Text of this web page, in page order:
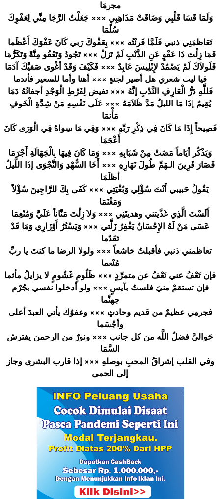
مجرمَا
وَلَمَا قَسَا قَلْبِي وَضَاقَتْ مَذَاهِبِي ××× جَعَلْتُ الرَّجَا مِنِّي لِعَفْوِكَ
سُلّمَا
تَعَاظمَنِي ذنبي فَلَمَّا قَرنْتُه ××× بِعَفْوكَ رَبي كَانَ عَفْوَكَ أَعْظَما
فَمَا زِلْتَ ذَا عَفْوٍ عَنِ الذَّنْبِ لَمْ تَزَلْ ××× تَجُودُ وَتَعْفُو مِنَّةً وَتَكَرُّمَا
فَلَولاَكَلَمْ يَصْمُدْ لإِبْلِيسَ عَابِدٌ ××× فَكَيْفَ وَقَدْ أغْوى صَفيَّكَ آدَمَا
فيا ليت شعري هل أصير لجنةٍ ××× أهنا وأما للسعير فأندما
فَللَّهِ دَرُّ الْعَارِفِ النَّدْبِ إنَّهُ ××× تفيض لِفَرْطِ الْوَجْدِ أجفانُهُ دَمَا
يُقِيمُ إذَا مَا الليلُ مَدَّ ظَلاَمَهُ ××× عَلَى نَفْسِهِ مَنْ شِدَّةِ الْخَوفِ
مَأْتمَا
فَصِيحاً إِذَا مَا كَانَ فِي ذِكْرِ رَبِّهِ ××× وَفِي مَا سِواهُ فِي الْوَرَى كَانَ
أَعْجَمَا
وَيَذْكُر أيَاماً مَضَتْ مِنْ شَبَابِهِ ××× وَمَا كَانَ فِيهَا بِالْجَهَالَةِ أَجْرَمَا
فَصَارَ قَرِينَ الـهَمِّ طُولَ نَهَارِهِ ××× أَخَا السُّهْدِ وَالنَّجْوَى إذَا اللَّيلُ
أظلَمَا
يَقُولُ حَبيبي أَنْتَ سُؤْلِي وَبُغْيَتِي ××× كَفَى بِكَ للرَّاجِين َ سُؤْلاً
وَمَغْنَمَا
أَلَسْتَ الَّذِي غَذَّيتني وهديتَنِي ××× وَلاَ زِلْتَ مَنَّاناً عَلَيَّ وَمُنْعِمَا
عَسَى مَنْ لَهُ الإِحْسَان ُ يَغْفِرُ زَلَّتي ××× وَيَسْتُرُ أَوْزَارِي وَمَا قَدْ
تَقَدّما
تعاظمني ذنبي فأقبلتُ خاشعاً ××× ولولا الرضا ما كنتَ يا ربِّ
مُنْعما
فإن تَعْفُ عني تَعْفُ عن متمرِّدٍ ××× ظَلُومٍ غَشُومٍ لا يزايلُ مأثما
فإن تستقمْ منيَ فلستُ بآيسٍ ××× ولو أدخلوا نفسي بجُرْم
جهنَّما
فجرمِي عظيمٌ من قديم وحادثٍ ××× وعفوُك يأتي العبدَ أعلى
وأجْسَما
حَواليَّ فضلُ اللَّه من كل جانب ××× ونورٌ من الرحمن يفترش
السَّمَا
وفي القلب إشراقُ المحبِ بوصلهِ ××× إذا قارب البشرى وجاز
إلى الحمى